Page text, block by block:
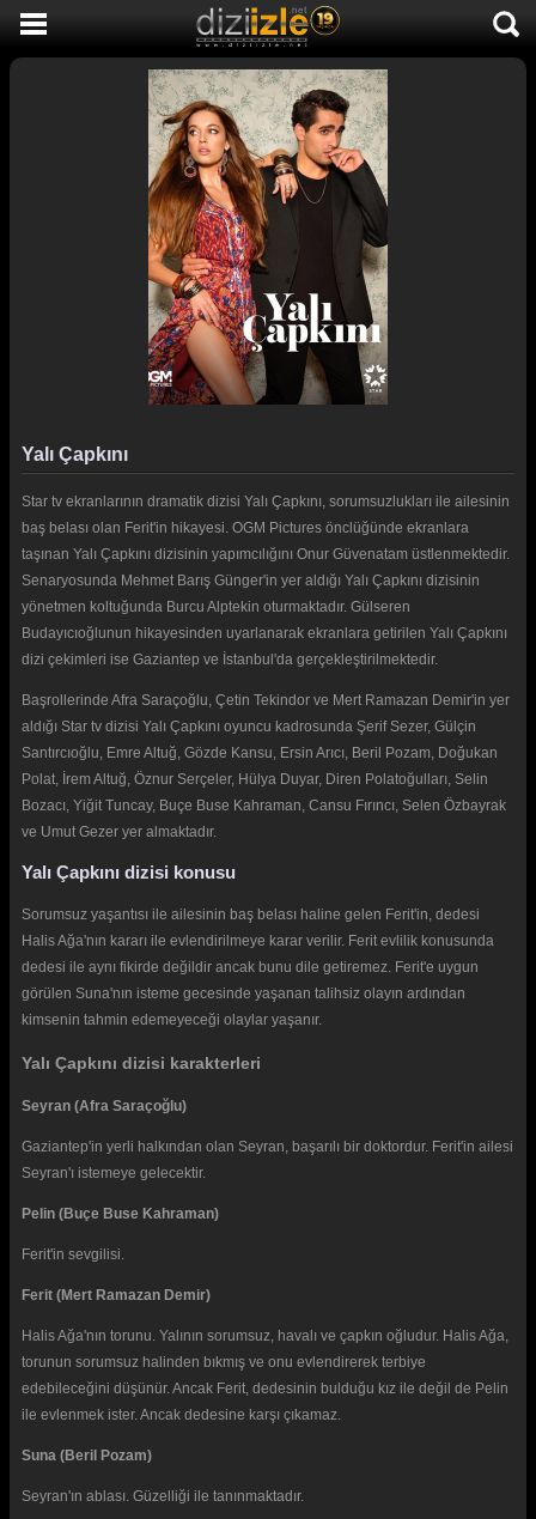
SON EKLENEN DİZİLER
GENÇLİK
DİZİ HABERLERİ
Yalı Çapkını
Star tv ekranlarının dramatik dizisi Yalı Çapkını, sorumsuzlukları ile ailesinin
baş belası olan Ferit'in hikayesi. OGM Pictures önclüğünde ekranlara
taşınan Yalı Çapkını dizisinin yapımcılığını Onur Güvenatam üstlenmektedir.
Senaryosunda Mehmet Barış Günger'in yer aldığı Yalı Çapkını dizisinin
yönetmen koltuğunda Burcu Alptekin oturmaktadır. Gülseren
Budayıcıoğlunun hikayesinden uyarlanarak ekranlara getirilen Yalı Çapkını
dizi çekimleri ise Gaziantep ve İstanbul'da gerçekleştirilmektedir.
Başrollerinde Afra Saraçoğlu, Çetin Tekindor ve Mert Ramazan Demir'in yer
aldığı Star tv dizisi Yalı Çapkını oyuncu kadrosunda Şerif Sezer, Gülçin
Santırcıoğlu, Emre Altuğ, Gözde Kansu, Ersin Arıcı, Beril Pozam, Doğukan
Polat, İrem Altuğ, Öznur Serçeler, Hülya Duyar, Diren Polatoğulları, Selin
Bozacı, Yiğit Tuncay, Buçe Buse Kahraman, Cansu Fırıncı, Selen Özbayrak
ve Umut Gezer yer almaktadır.
Yalı Çapkını dizisi konusu
Sorumsuz yaşantısı ile ailesinin baş belası haline gelen Ferit'in, dedesi
Halis Ağa'nın kararı ile evlendirilmeye karar verilir. Ferit evlilik konusunda
dedesi ile aynı fikirde değildir ancak bunu dile getiremez. Ferit'e uygun
görülen Suna'nın isteme gecesinde yaşanan talihsiz olayın ardından
kimsenin tahmin edemeyeceği olaylar yaşanır.
Yalı Çapkını dizisi karakterleri
Seyran (Afra Saraçoğlu)
Gaziantep'in yerli halkından olan Seyran, başarılı bir doktordur. Ferit'in ailesi
Seyran'ı istemeye gelecektir.
Pelin (Buçe Buse Kahraman)
Ferit'in sevgilisi.
Ferit (Mert Ramazan Demir)
Halis Ağa'nın torunu. Yalının sorumsuz, havalı ve çapkın oğludur. Halis Ağa,
torunun sorumsuz halinden bıkmış ve onu evlendirerek terbiye
edebileceğini düşünür. Ancak Ferit, dedesinin bulduğu kız ile değil de Pelin
ile evlenmek ister. Ancak dedesine karşı çıkamaz.
Suna (Beril Pozam)
Seyran'ın ablası. Güzelliği ile tanınmaktadır.